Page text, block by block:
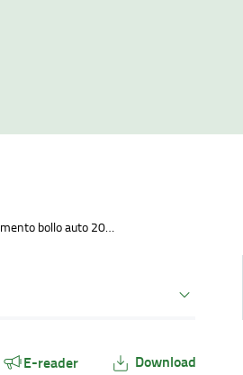
Avvisi di accertamento bollo auto 2021: sono in corso di notifica tramite piattaforma SEND
E-reader Download